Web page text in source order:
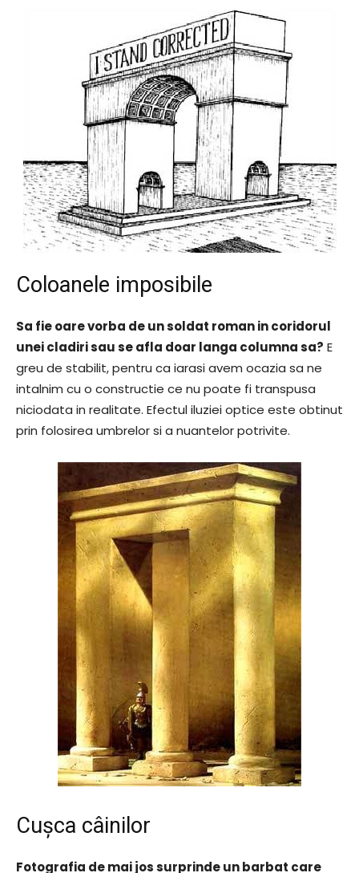
Coloanele imposibile
Sa fie oare vorba de un soldat roman in coridorul
unei cladiri sau se afla doar langa columna sa? E
greu de stabilit, pentru ca iarasi avem ocazia sa ne
intalnim cu o constructie ce nu poate fi transpusa
niciodata in realitate. Efectul iluziei optice este obtinut
prin folosirea umbrelor si a nuantelor potrivite.
Cușca câinilor
Fotografia de mai jos surprinde un barbat care